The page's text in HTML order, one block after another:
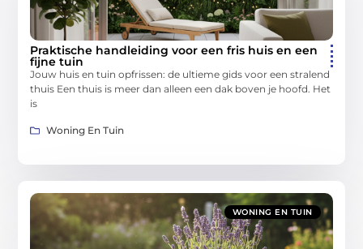
Praktische handleiding voor een fris huis en een
fijne tuin
Jouw huis en tuin opfrissen: de ultieme gids voor een stralend
thuis Een thuis is meer dan alleen een dak boven je hoofd. Het
is
Woning En Tuin
WONING EN TUIN